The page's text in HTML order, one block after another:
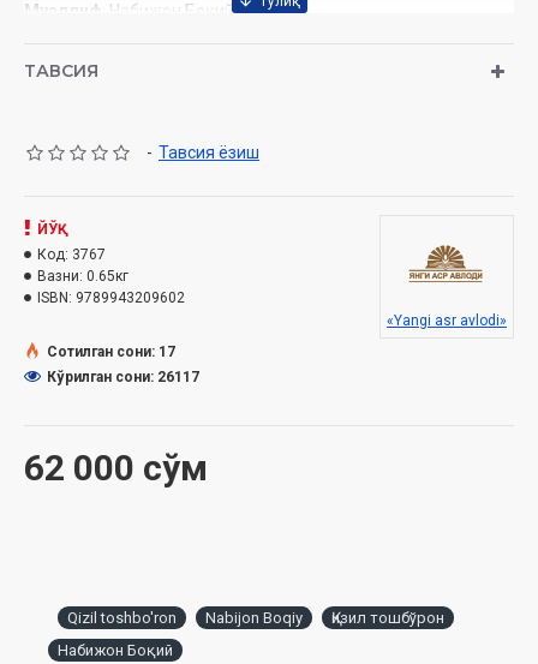
Муаллиф
: Набижон Боқий
Сана: 2022 йил
Муқоваси : қаттиқ
ТАВСИЯ
- Тавсия ёзиш
62 000 сўм
ЙЎҚ
Код: 3767
Вазни: 0.65кг
ISBN: 9789943209602
«Yangi asr avlodi»
Сотилган сони: 17
Кўрилган сони: 26117
Qizil toshbo'ron Nabijon Boqiy
Қизил тошбўрон
Набижон Боқий